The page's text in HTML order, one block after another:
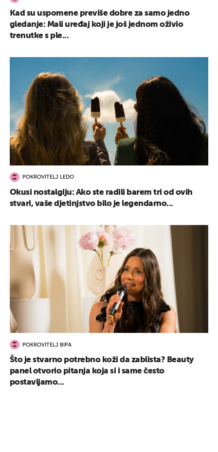
Kad su uspomene previše dobre za samo jedno
gledanje: Mali uređaj koji je još jednom oživio
trenutke s ple...
POKROVITELJ LEDO
Okusi nostalgiju: Ako ste radili barem tri od ovih
stvari, vaše djetinjstvo bilo je legendarno...
POKROVITELJ BIPA
Što je stvarno potrebno koži da zablista? Beauty
panel otvorio pitanja koja si i same često
postavljamo...